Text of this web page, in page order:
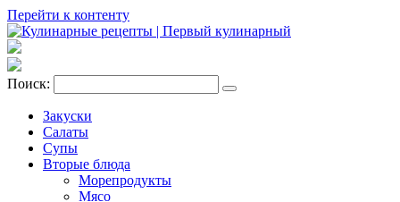
Перейти к контенту
Поиск:
Закуски
Салаты
Супы
Вторые блюда
Морепродукты
Мясо